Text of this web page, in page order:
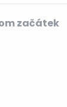
začátek